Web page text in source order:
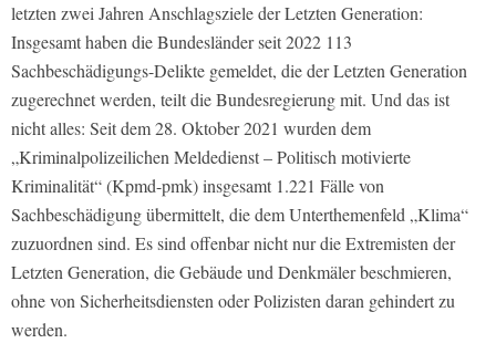
letzten zwei Jahren Anschlagsziele der Letzten Generation:
Insgesamt haben die Bundesländer seit 2022 113
Sachbeschädigungs-Delikte gemeldet, die der Letzten Generation
zugerechnet werden, teilt die Bundesregierung mit. Und das ist
nicht alles: Seit dem 28. Oktober 2021 wurden dem
„Kriminalpolizeilichen Meldedienst – Politisch motivierte
Kriminalität“ (Kpmd-pmk) insgesamt 1.221 Fälle von
Sachbeschädigung übermittelt, die dem Unterthemenfeld „Klima“
zuzuordnen sind. Es sind offenbar nicht nur die Extremisten der
Letzten Generation, die Gebäude und Denkmäler beschmieren,
ohne von Sicherheitsdiensten oder Polizisten daran gehindert zu
werden.